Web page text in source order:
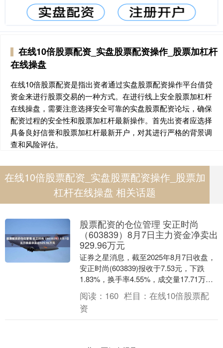
在线10倍股票配资_实盘股票配资操作_股票加杠杆
在线操盘
在线10倍股票配资是指出资者通过实盘股票配资操作平台借贷
资金来进行股票交易的一种方式。在进行线上安全股票加杠杆
在线操盘，需要注意选择安全可靠的实盘股票配资论坛，确保
配资过程的安全性和股票加杠杆最新操作。首先出资者应选择
具备良好信誉和股票加杠杆最新开户，对其进行严格的背景调
查和风险评估。
在线10倍股票配资_实盘股票配资操作_股票加
杠杆在线操盘 相关话题
股票配资的仓位管理 安正时尚
（603839）8月7日主力资金净卖出
929.96万元
证券之星消息，截至2025年8月7日收盘，
安正时尚(603839)报收于7.53元，下跌
1.83%，换手率4.55%，成交量17.71万
手，成交额1.34亿元。....
阅读： 160 栏目： 在线10倍股票配
资